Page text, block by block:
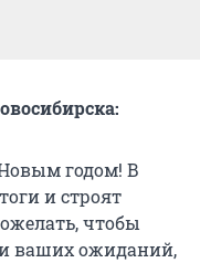
годом! В
и строят
чтобы
ваших ожиданий,